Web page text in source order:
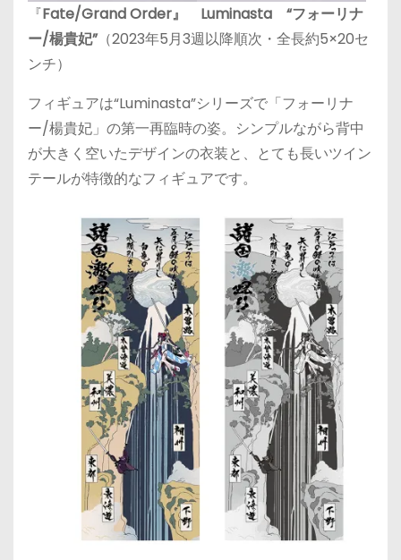
『Fate/Grand Order』 Luminasta “フォーリナ
ー/楊貴妃”（2023年5月3週以降順次・全長約5×20セ
ンチ）
フィギュアは“Luminasta”シリーズで「フォーリナ
ー/楊貴妃」の第一再臨時の姿。シンプルながら背中
が大きく空いたデザインの衣装と、とても長いツイン
テールが特徴的なフィギュアです。